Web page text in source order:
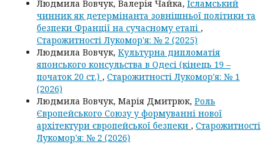
Людмила Вовчук, Валерія Чайка, Ісламський
чинник як детермінанта зовнішньої політики та
безпеки Франції на сучасному етапі ,
Старожитності Лукомор'я: № 2 (2025)
Людмила Вовчук, Культурна дипломатія
японського консульства в Одесі (кінець 19 –
початок 20 ст.) , Старожитності Лукомор'я: № 1
(2026)
Людмила Вовчук, Марія Дмитрюк, Роль
Європейського Союзу у формуванні нової
архітектури європейської безпеки , Старожитності
Лукомор'я: № 2 (2026)